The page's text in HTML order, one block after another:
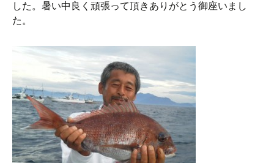
した。暑い中良く頑張って頂きありがとう御座いまし
た。